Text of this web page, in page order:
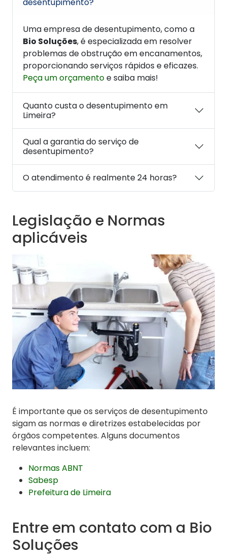
Uma empresa de desentupimento, como a
Bio Soluções, é especializada em resolver
problemas de obstrução em encanamentos,
proporcionando serviços rápidos e eficazes.
Peça um orçamentoe saiba mais!
Quanto custa o desentupimento em
Limeira?
Qual a garantia do serviço de
desentupimento?
O atendimento é realmente 24 horas?
Legislação e Normas
aplicáveis
É importante que os serviços de desentupimento
sigam as normas e diretrizes estabelecidas por
órgãos competentes. Alguns documentos
relevantes incluem:
Normas ABNT
Sabesp
Prefeitura de Limeira
Entre em contato com a Bio
Soluções